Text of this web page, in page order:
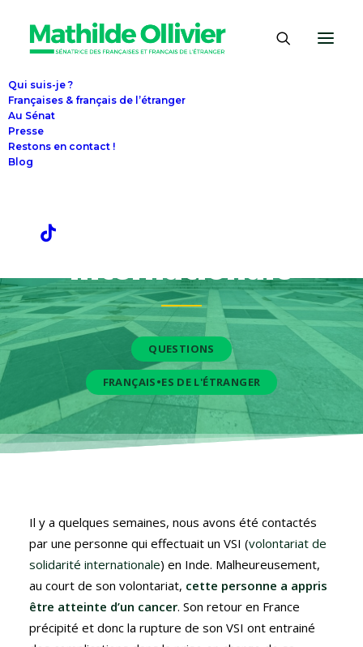
Qui suis-je ?
Françaises & français de l’étranger
Au Sénat
Presse
Restons en contact !
Blog
des volontaires de
internationale
QUESTIONS
FRANÇAIS•ES DE L'ÉTRANGER
Il y a quelques semaines, nous avons été contactés
par une personne qui effectuait un VSI (volontariat de
solidarité internationale) en Inde. Malheureusement,
au court de son volontariat, cette personne a appris
être atteinte d’un cancer. Son retour en France
précipité et donc la rupture de son VSI ont entrainé